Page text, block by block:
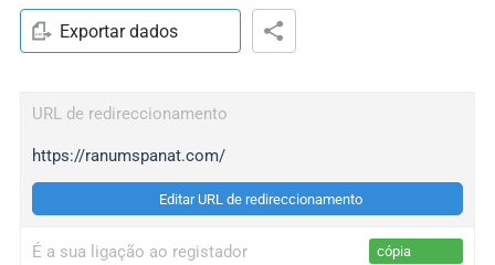
Exportar dados
URL de redireccionamento
https://ranumspanat.com/
Editar URL de redireccionamento
É a sua ligação ao registador cópia